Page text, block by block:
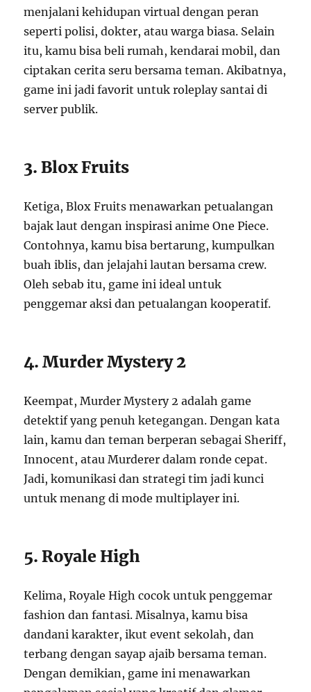
menjalani kehidupan virtual dengan peran
seperti polisi, dokter, atau warga biasa. Selain
itu, kamu bisa beli rumah, kendarai mobil, dan
ciptakan cerita seru bersama teman. Akibatnya,
game ini jadi favorit untuk roleplay santai di
server publik.
3. Blox Fruits
Ketiga, Blox Fruits menawarkan petualangan
bajak laut dengan inspirasi anime One Piece.
Contohnya, kamu bisa bertarung, kumpulkan
buah iblis, dan jelajahi lautan bersama crew.
Oleh sebab itu, game ini ideal untuk
penggemar aksi dan petualangan kooperatif.
4. Murder Mystery 2
Keempat, Murder Mystery 2 adalah game
detektif yang penuh ketegangan. Dengan kata
lain, kamu dan teman berperan sebagai Sheriff,
Innocent, atau Murderer dalam ronde cepat.
Jadi, komunikasi dan strategi tim jadi kunci
untuk menang di mode multiplayer ini.
5. Royale High
Kelima, Royale High cocok untuk penggemar
fashion dan fantasi. Misalnya, kamu bisa
dandani karakter, ikut event sekolah, dan
terbang dengan sayap ajaib bersama teman.
Dengan demikian, game ini menawarkan